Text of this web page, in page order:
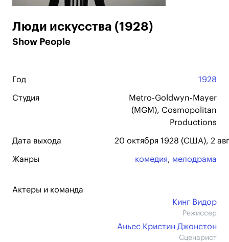
Люди искусства (1928)
Show People
Год 1928
Студия
Metro-Goldwyn-Mayer
(MGM), Cosmopolitan
Productions
Дата выхода 20 октября 1928 (США), 2
Жанры комедия, мелодрама
Актеры и команда
Кинг Видор
Режиссер
Аньес Кристин Джонстон
Сценарист